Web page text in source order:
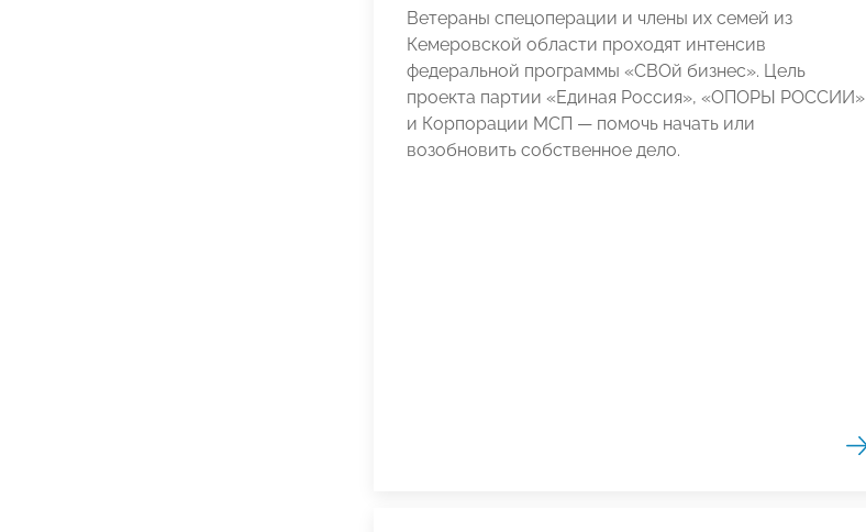
Ветераны спецоперации и члены их семей из
Кемеровской области проходят интенсив
федеральной программы «СВОй бизнес». Цель
проекта партии «Единая Россия», «ОПОРЫ РОССИИ»
и Корпорации МСП — помочь начать или
возобновить собственное дело.